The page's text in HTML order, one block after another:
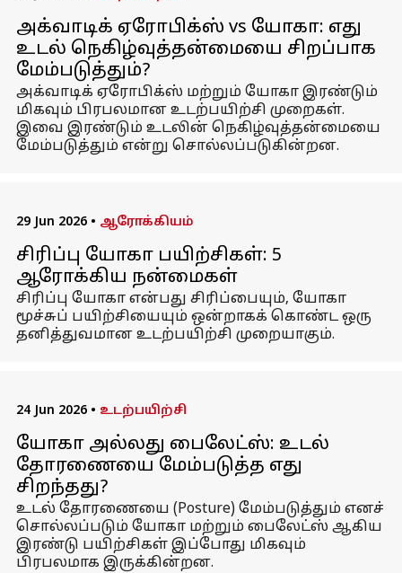
அக்வாடிக் ஏரோபிக்ஸ் vs யோகா: எது
உடல் நெகிழ்வுத்தன்மையை சிறப்பாக
மேம்படுத்தும்?
அக்வாடிக் ஏரோபிக்ஸ் மற்றும் யோகா இரண்டும்
மிகவும் பிரபலமான உடற்பயிற்சி முறைகள்.
இவை இரண்டும் உடலின் நெகிழ்வுத்தன்மையை
மேம்படுத்தும் என்று சொல்லப்படுகின்றன.
29 Jun 2026 • ஆரோக்கியம்
சிரிப்பு யோகா பயிற்சிகள்: 5
ஆரோக்கிய நன்மைகள்
சிரிப்பு யோகா என்பது சிரிப்பையும், யோகா
மூச்சுப் பயிற்சியையும் ஒன்றாகக் கொண்ட ஒரு
தனித்துவமான உடற்பயிற்சி முறையாகும்.
24 Jun 2026 • உடற்பயிற்சி
யோகா அல்லது பைலேட்ஸ்: உடல்
தோரணையை மேம்படுத்த எது
சிறந்தது?
உடல் தோரணையை (Posture) மேம்படுத்தும் எனச்
சொல்லப்படும் யோகா மற்றும் பைலேட்ஸ் ஆகிய
இரண்டு பயிற்சிகள் இப்போது மிகவும்
பிரபலமாக இருக்கின்றன.